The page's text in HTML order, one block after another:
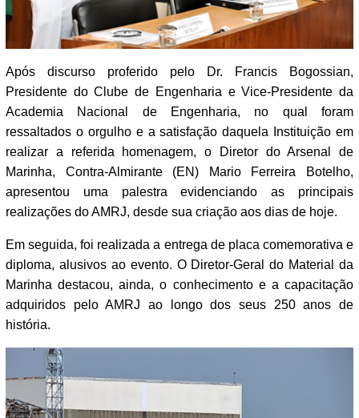
Após discurso proferido pelo Dr. Francis Bogossian,
Presidente do Clube de Engenharia e Vice-Presidente da
Academia Nacional de Engenharia, no qual foram
ressaltados o orgulho e a satisfação daquela Instituição em
realizar a referida homenagem, o Diretor do Arsenal de
Marinha, Contra-Almirante (EN) Mario Ferreira Botelho,
apresentou uma palestra evidenciando as principais
realizações do AMRJ, desde sua criação aos dias de hoje.
Em seguida, foi realizada a entrega de placa comemorativa e
diploma, alusivos ao evento. O Diretor-Geral do Material da
Marinha destacou, ainda, o conhecimento e a capacitação
adquiridos pelo AMRJ ao longo dos seus 250 anos de
história.